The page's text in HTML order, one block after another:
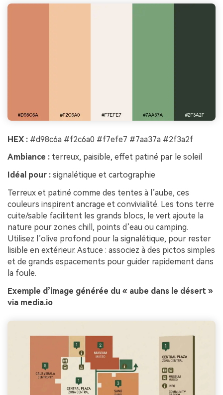
HEX : #d98c6a #f2c6a0 #f7efe7 #7aa37a #2f3a2f
Ambiance : terreux, paisible, effet patiné par le soleil
Idéal pour : signalétique et cartographie
Terreux et patiné comme des tentes à l’aube, ces
couleurs inspirent ancrage et convivialité. Les tons terre
cuite/sable facilitent les grands blocs, le vert ajoute la
nature pour zones chill, points d’eau ou camping.
Utilisez l’olive profond pour la signalétique, pour rester
lisible en extérieur. Astuce : associez à des pictos simples
et de grands espacements pour guider rapidement dans
la foule.
Exemple d’image générée du « aube dans le désert »
via media.io